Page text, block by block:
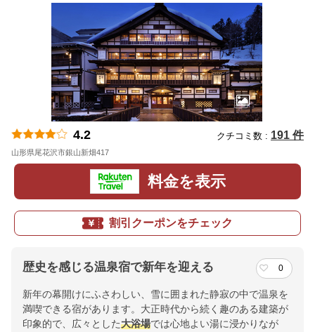
4.2 クチコミ数 : 191 件
山形県尾花沢市銀山新畑417
料金を表示
割引クーポンをチェック
歴史を感じる温泉宿で新年を迎える 0
新年の幕開けにふさわしい、雪に囲まれた静寂の中で温泉を
満喫できる宿があります。大正時代から続く趣のある建築が
印象的で、広々とした大浴場では心地よい湯に浸かりなが